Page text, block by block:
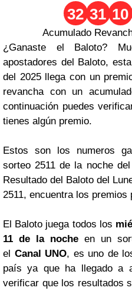
32 31 10
Acumulado
¿Ganaste el Baloto?
apostadores del Baloto,
del 2025 llega con un
revancha con un
continuación puedes
tienes algún premio.
Estos son los numeros
sorteo 2511 de la noche
Resultado del Baloto del
2511, encuentra los
El Baloto juega todos los
11 de la noche en un
el Canal UNO, es uno de
país ya que ha llegado a
verificar que los resultados